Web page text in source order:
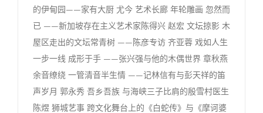
的伊甸园——家有大厨 尤今 艺术长廊 年轮雕画 忽然而
已 ——新加坡存在主义艺术家陈得兴 赵宏 文坛掠影 木
屋区走出的文坛常青树 ——陈彦专访 齐亚蓉 戏如人生
一步一线 成形于手 ——张兴强与他的木偶世界 章秋燕
余音缭绕 一管清音半生情 ——记林信有与彭天祥的笛
声岁月 郭永秀 吾乡吾族 与海峡三子比肩的殷雪村医生
陈煜 狮城艺事 跨文化舞台上的《白蛇传》与《摩诃婆